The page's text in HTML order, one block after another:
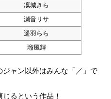
凜城きら
瀬音リサ
遥羽らら
瑠風輝
ャン以外はみんな「／」で
るという作品！